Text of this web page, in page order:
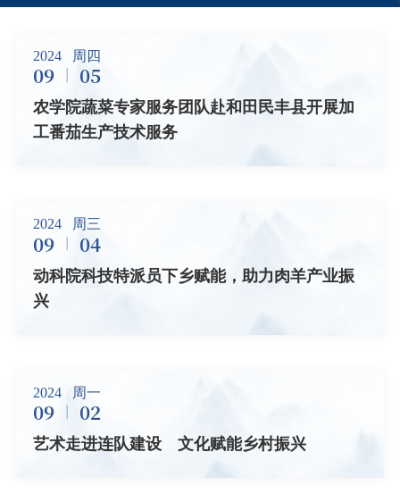
2024 周四
09 05
农学院蔬菜专家服务团队赴和田民丰县开展加
工番茄生产技术服务
2024 周三
09 04
动科院科技特派员下乡赋能，助力肉羊产业振
兴
2024 周一
09 02
艺术走进连队建设 文化赋能乡村振兴